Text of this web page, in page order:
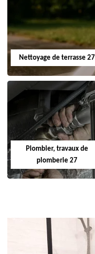
Nettoyage de terrasse 27
Plombier, travaux de
plomberie 27